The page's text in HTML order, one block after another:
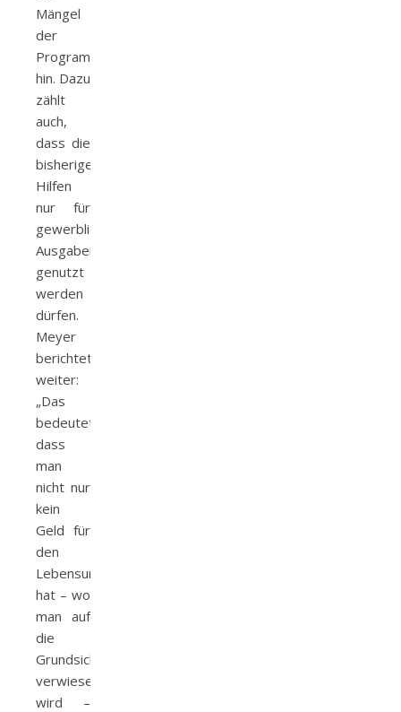
Mängel
der
Programme
hin. Dazu
zählt
auch,
dass die
bisherigen
Hilfen
nur für
gewerbliche
Ausgaben
genutzt
werden
dürfen.
Meyer
berichtet
weiter:
„Das
bedeutet,
dass
man
nicht nur
kein
Geld für
den
Lebensunterhalt
hat – wo
man auf
die
Grundsicherung
verwiesen
wird –